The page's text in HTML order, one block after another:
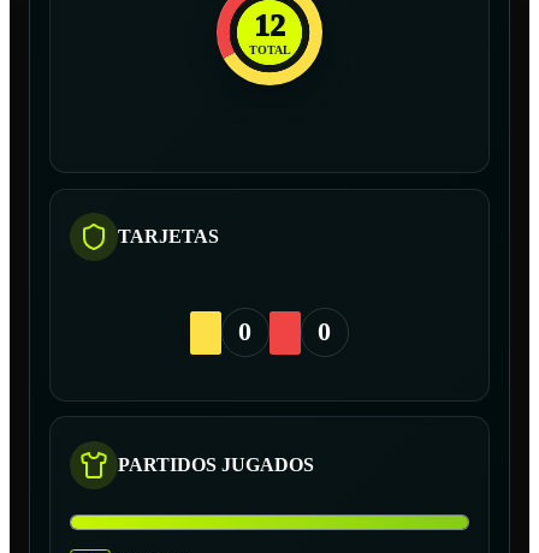
12
TOTAL
TARJETAS
0 0
PARTIDOS JUGADOS